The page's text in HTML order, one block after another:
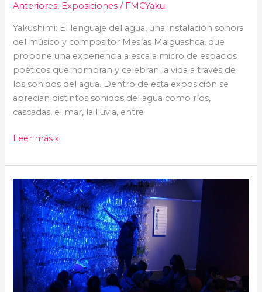
Anteriores, Exposiciones / FMCYaku
Yakushimi: El lenguaje del agua, una instalación sonora
del músico y compositor Mesías Maiguashca, que
propone una experiencia a escala micro de espacios
poéticos que nombran y celebran la vida a través de
los sonidos del agua. Dentro de esta exposición se
aprecian distintos sonidos del agua como ríos,
cascadas, el mar, la lluvia, entre
Leer más »
Ruta
Quebradas